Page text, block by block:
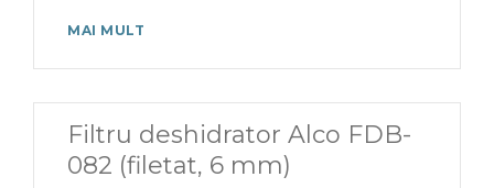
MAI MULT
Filtru deshidrator Alco FDB-
082 (filetat, 6 mm)